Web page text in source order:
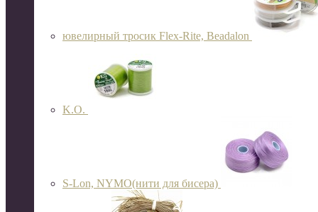
ювелирный тросик Flex-Rite, Beadalon
K.O.
S-Lon, NYMO(нити для бисера)